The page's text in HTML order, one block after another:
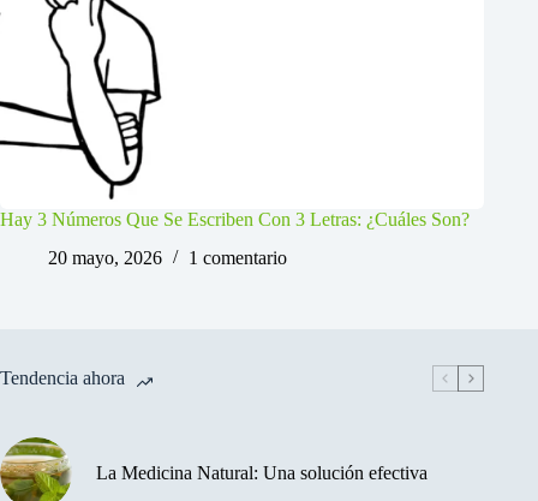
Hay 3 Números Que Se Escriben Con 3 Letras: ¿Cuáles Son?
20 mayo, 2026
1 comentario
Tendencia ahora
La Medicina Natural: Una solución efectiva